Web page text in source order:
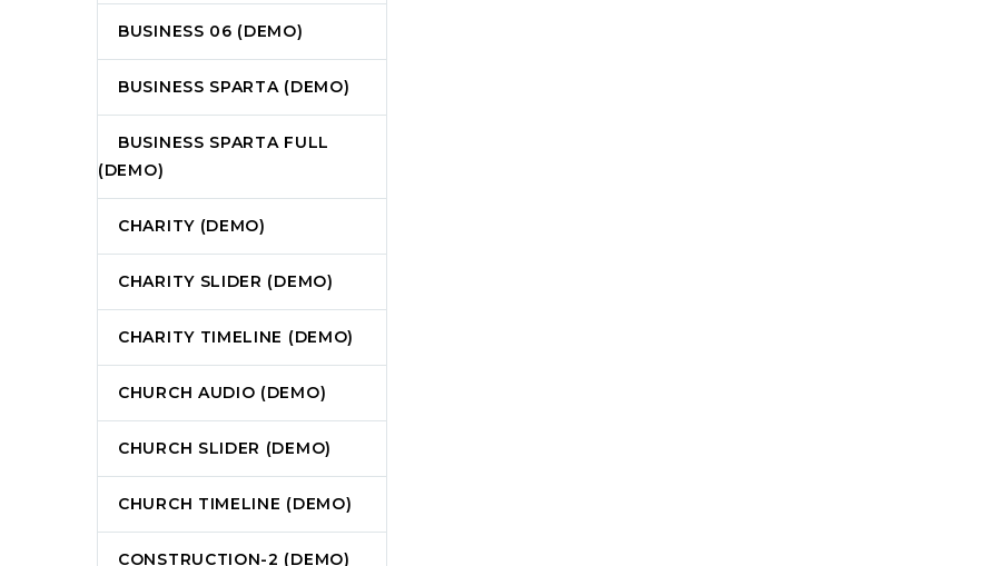
BUSINESS 06 (DEMO)
BUSINESS SPARTA (DEMO)
BUSINESS SPARTA FULL
(DEMO)
CHARITY (DEMO)
CHARITY SLIDER (DEMO)
CHARITY TIMELINE (DEMO)
CHURCH AUDIO (DEMO)
CHURCH SLIDER (DEMO)
CHURCH TIMELINE (DEMO)
CONSTRUCTION-2 (DEMO)